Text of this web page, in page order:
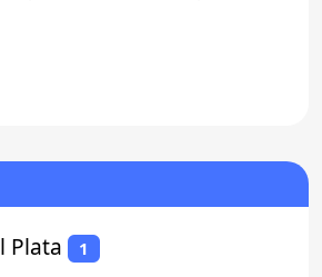
Plata 1